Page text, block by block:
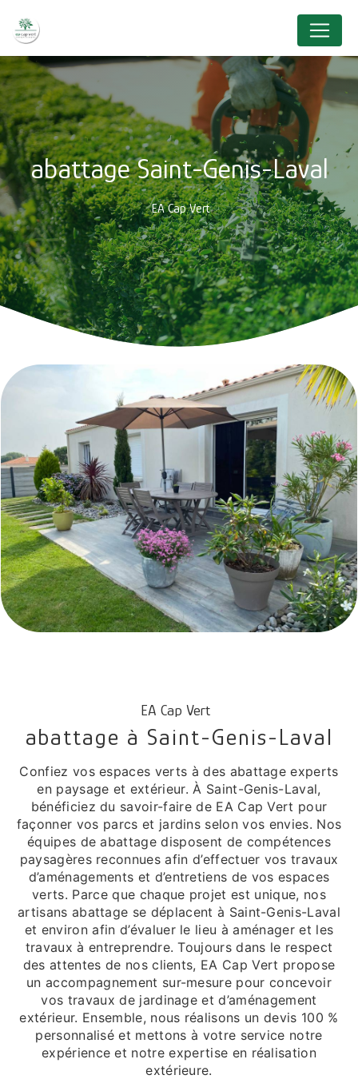
abattage Saint-Genis-Laval
EA Cap Vert
EA Cap Vert
abattage à Saint-Genis-Laval
Confiez vos espaces verts à des abattage experts
en paysage et extérieur. À Saint-Genis-Laval,
bénéficiez du savoir-faire de EA Cap Vert pour
façonner vos parcs et jardins selon vos envies. Nos
équipes de abattage disposent de compétences
paysagères reconnues afin d’effectuer vos travaux
d’aménagements et d’entretiens de vos espaces
verts. Parce que chaque projet est unique, nos
artisans abattage se déplacent à Saint-Genis-Laval
et environ afin d’évaluer le lieu à aménager et les
travaux à entreprendre. Toujours dans le respect
des attentes de nos clients, EA Cap Vert propose
un accompagnement sur-mesure pour concevoir
vos travaux de jardinage et d’aménagement
extérieur. Ensemble, nous réalisons un devis 100 %
personnalisé et mettons à votre service notre
expérience et notre expertise en réalisation
extérieure.